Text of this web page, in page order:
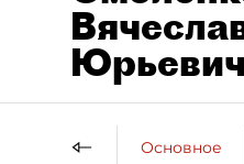
Юрьевич
Основное